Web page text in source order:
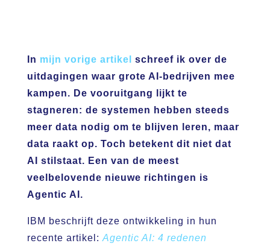
In mijn vorige artikel
schreef ik over de
uitdagingen waar grote AI-bedrijven mee
kampen. De vooruitgang lijkt te
stagneren: de systemen hebben steeds
meer data nodig om te blijven leren, maar
data raakt op. Toch betekent dit niet dat
AI stilstaat. Een van de meest
veelbelovende nieuwe richtingen is
Agentic AI.
IBM beschrijft deze ontwikkeling in hun
recente artikel: Agentic AI: 4 redenen